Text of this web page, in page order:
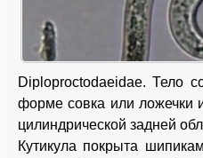
Diploproctodaeidae. Тело
форме совка или ложечки
цилиндрической задней
Кутикула покрыта